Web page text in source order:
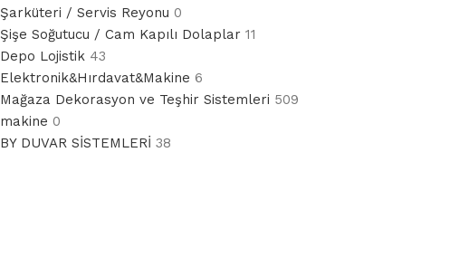
Şarküteri / Servis Reyonu 0
Şişe Soğutucu / Cam Kapılı Dolaplar 11
Depo Lojistik 43
Elektronik&Hırdavat&Makine 6
Mağaza Dekorasyon ve Teşhir Sistemleri 509
makine 0
BY DUVAR SİSTEMLERİ 38